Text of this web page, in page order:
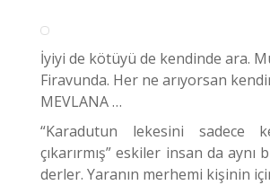
İyiyi de kötüyü de kendinde ara.
Firavunda. Her ne arıyorsan
MEVLANA …
“Karadutun lekesini sadece
çıkarırmış” eskiler insan da aynı
derler. Yaranın merhemi kişinin